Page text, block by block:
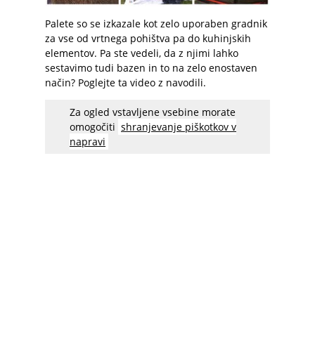
Palete so se izkazale kot zelo uporaben gradnik
za vse od vrtnega pohištva pa do kuhinjskih
elementov. Pa ste vedeli, da z njimi lahko
sestavimo tudi bazen in to na zelo enostaven
način? Poglejte ta video z navodili.
Za ogled vstavljene vsebine morate
omogočiti shranjevanje piškotkov v
napravi